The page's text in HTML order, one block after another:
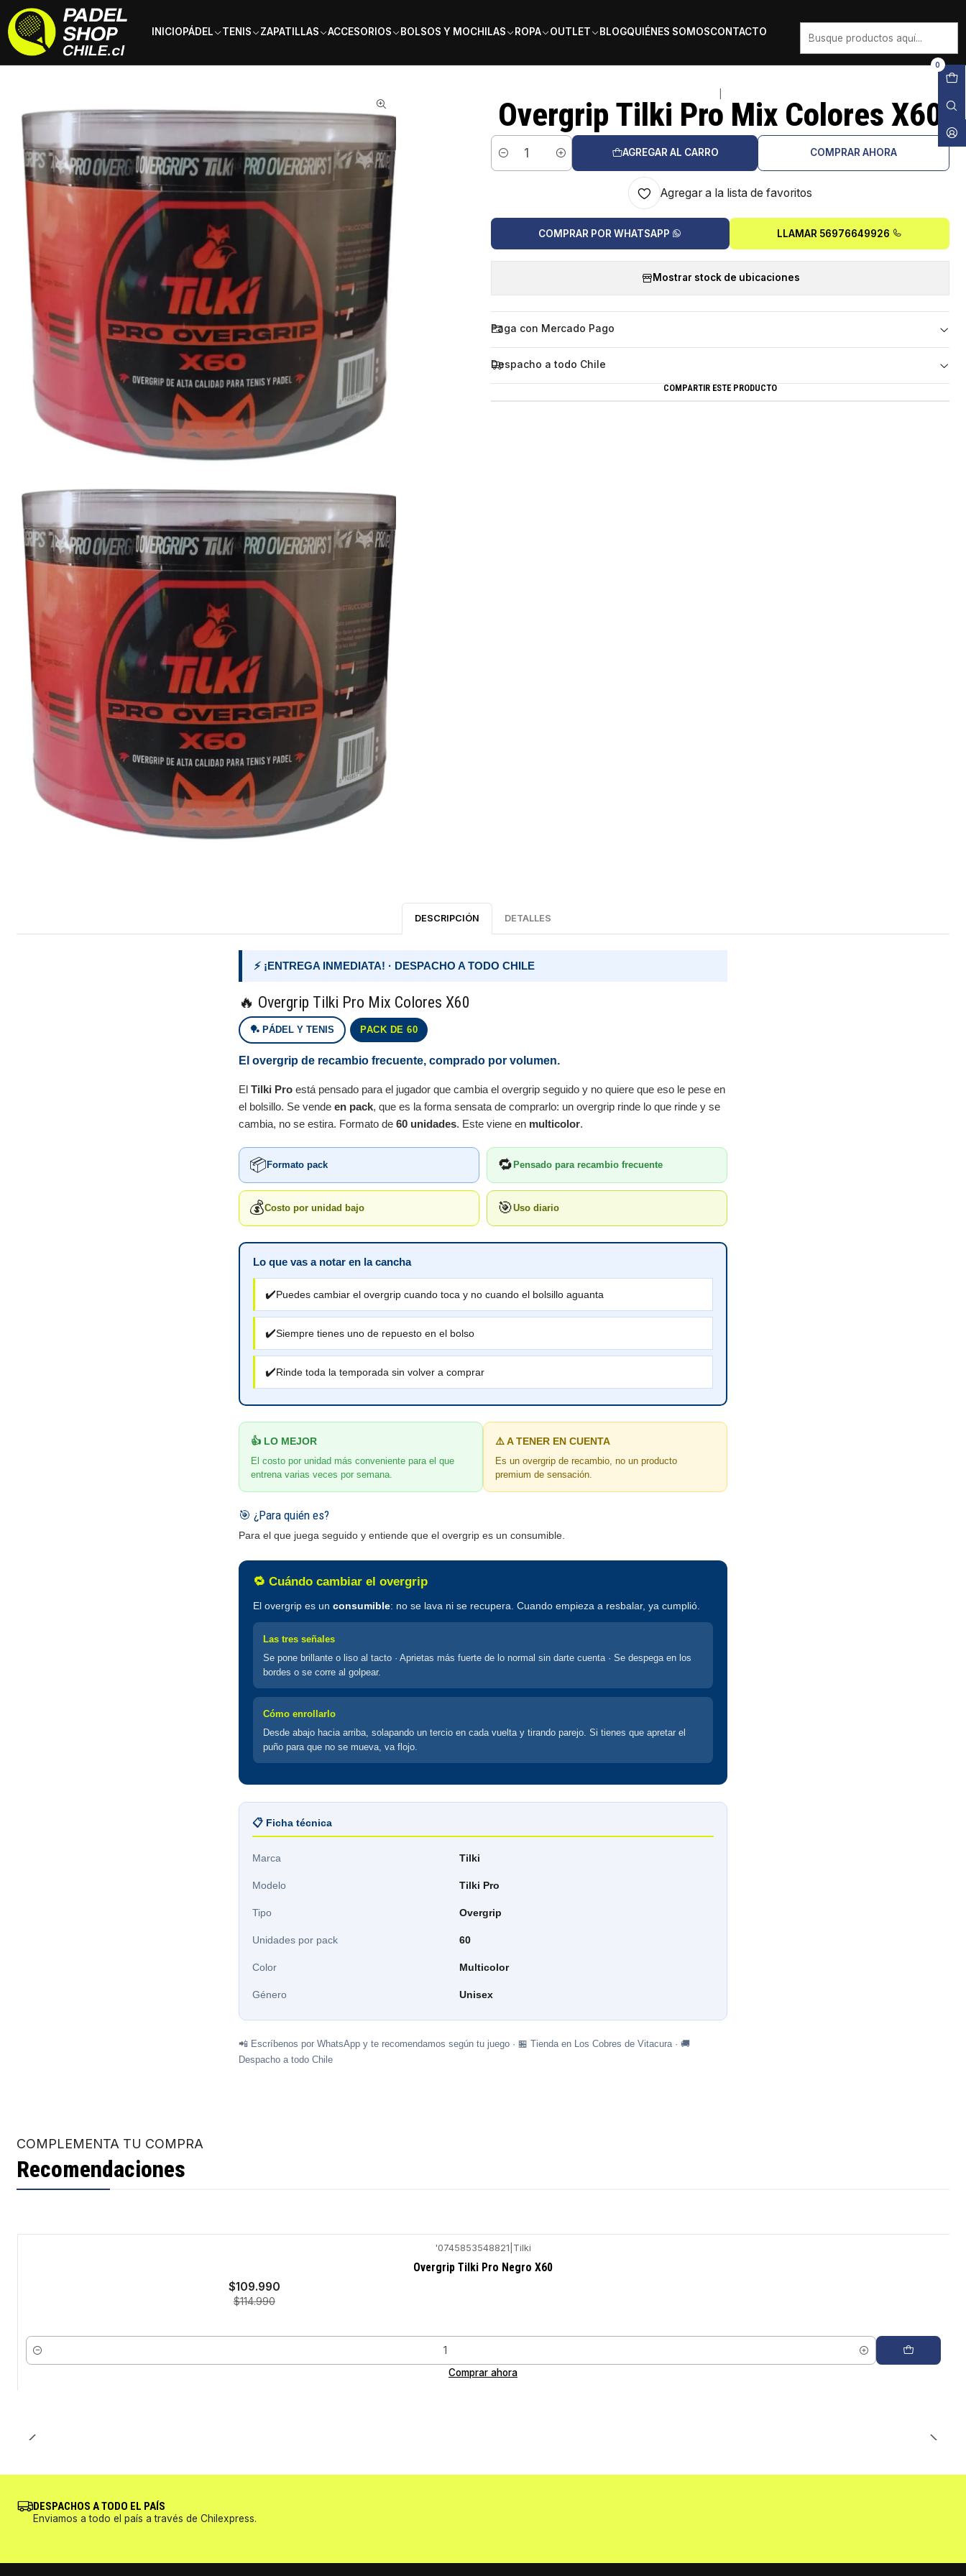
INICIOPÁDEL TENIS ZAPATILLAS ACCESORIOS BOLSOS Y MOCHILAS ROPA OUTLET BLOGQUIÉNES SOMOSCONTACTO
0
Inicio Accesorios Overgrip
Overgrip Tilki Pro Mix Colores X60
Cantidad
AGREGAR AL CARRO COMPRAR AHORA
Agregar a la lista de favoritos
COMPRAR POR WHATSAPP LLAMAR 56976649926
Mostrar stock de ubicaciones
Paga con Mercado Pago
Despacho a todo Chile
COMPARTIR ESTE PRODUCTO
DESCRIPCIÓN DETALLES
⚡ ¡ENTREGA INMEDIATA! · DESPACHO A TODO CHILE
🔥 Overgrip Tilki Pro Mix Colores X60
🏓 PÁDEL Y TENIS PACK DE 60
El overgrip de recambio frecuente, comprado por volumen.
El Tilki Pro está pensado para el jugador que cambia el overgrip seguido y no quiere que eso le pese en
el bolsillo. Se vende en pack, que es la forma sensata de comprarlo: un overgrip rinde lo que rinde y se
cambia, no se estira. Formato de 60 unidades. Este viene en multicolor.
📦 Formato pack 🔁 Pensado para recambio frecuente
💰Costo por unidad bajo 🎯Uso diario
Lo que vas a notar en la cancha
✔️Puedes cambiar el overgrip cuando toca y no cuando el bolsillo aguanta
✔️Siempre tienes uno de repuesto en el bolso
✔️Rinde toda la temporada sin volver a comprar
👍 LO MEJOR
El costo por unidad más conveniente para el que
entrena varias veces por semana.
⚠️ A TENER EN CUENTA
Es un overgrip de recambio, no un producto
premium de sensación.
🎯 ¿Para quién es?
Para el que juega seguido y entiende que el overgrip es un consumible.
🔁 Cuándo cambiar el overgrip
El overgrip es un consumible: no se lava ni se recupera. Cuando empieza a resbalar, ya cumplió.
Las tres señales
Se pone brillante o liso al tacto · Aprietas más fuerte de lo normal sin darte cuenta · Se despega en los
bordes o se corre al golpear.
Cómo enrollarlo
Desde abajo hacia arriba, solapando un tercio en cada vuelta y tirando parejo. Si tienes que apretar el
puño para que no se mueva, va flojo.
📋 Ficha técnica
Marca Tilki
Modelo Tilki Pro
Tipo Overgrip
Unidades por pack 60
Color Multicolor
Género Unisex
📲 Escríbenos por WhatsApp y te recomendamos según tu juego · 🏪 Tienda en Los Cobres de Vitacura · 🚚
Despacho a todo Chile
COMPLEMENTA TU COMPRA
Recomendaciones
'0745853548821 Tilki
Overgrip Tilki Pro Negro X60
$109.990
$114.990
Cantidad
Comprar ahora
DESPACHOS A TODO EL PAÍS
Enviamos a todo el país a través de Chilexpress.